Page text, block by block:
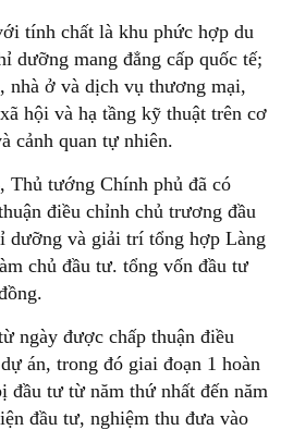
tính chất là khu phức hợp du
dưỡng mang đẳng cấp quốc tế;
nhà ở và dịch vụ thương mại,
hội và hạ tầng kỹ thuật trên cơ
cảnh quan tự nhiên.
Thủ tướng Chính phủ đã có
điều chỉnh chủ trương đầu
dưỡng và giải trí tổng hợp Làng
chủ đầu tư. tổng vốn đầu tư
ngày được chấp thuận điều
án, trong đó giai đoạn 1 hoàn
đầu tư từ năm thứ nhất đến năm
đầu tư, nghiệm thu đưa vào